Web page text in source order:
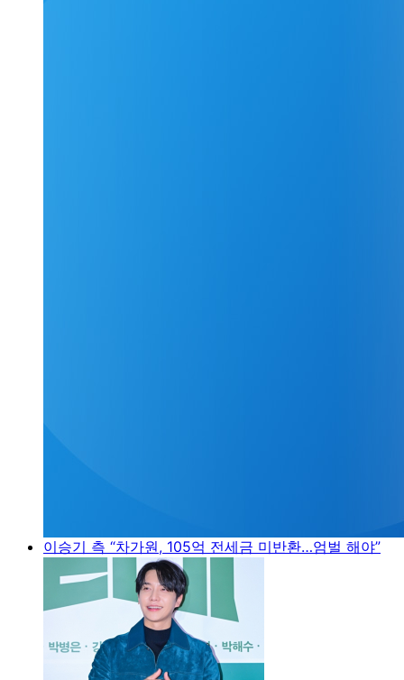
이승기 측 “차가원, 105억 전세금 미반환…엄벌 해야”